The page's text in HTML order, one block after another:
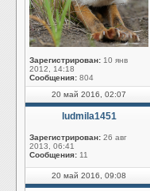
Зарегистрирован: 10 янв
2012, 14:18
Сообщения: 804
20 май 2016, 02:07
ludmila1451
Зарегистрирован: 26 авг
2013, 06:41
Сообщения: 11
20 май 2016, 09:08